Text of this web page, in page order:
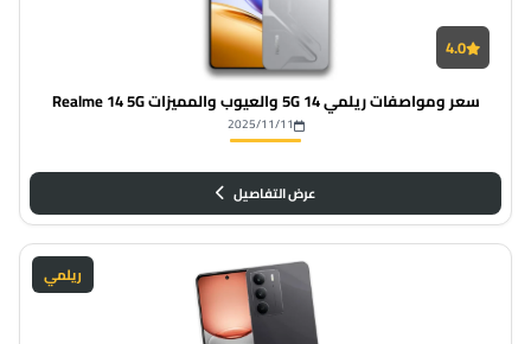
4.0
سعر ومواصفات ريلمي 14 5G والعيوب والمميزات Realme 14 5G
2025/11/11
عرض التفاصيل
ريلمي